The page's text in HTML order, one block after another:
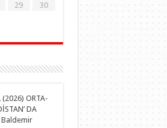
29
30
(2026) ORTA-
DA
Baldemir